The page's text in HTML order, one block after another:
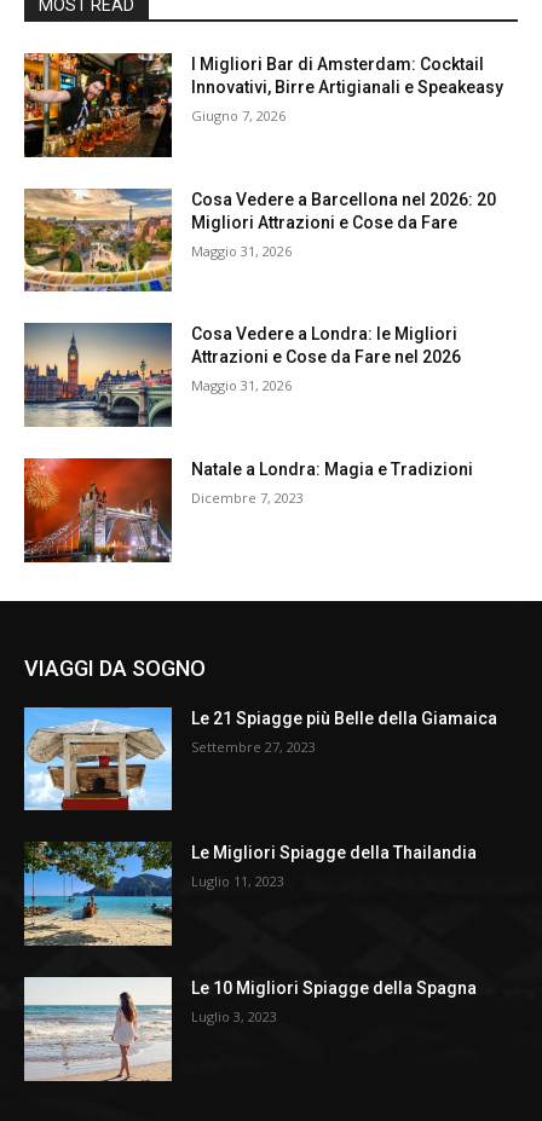
MOST READ
I Migliori Bar di Amsterdam: Cocktail
Innovativi, Birre Artigianali e Speakeasy
Giugno 7, 2026
Cosa Vedere a Barcellona nel 2026: 20
Migliori Attrazioni e Cose da Fare
Maggio 31, 2026
Cosa Vedere a Londra: le Migliori
Attrazioni e Cose da Fare nel 2026
Maggio 31, 2026
Natale a Londra: Magia e Tradizioni
Dicembre 7, 2023
VIAGGI DA SOGNO
Le 21 Spiagge più Belle della Giamaica
Settembre 27, 2023
Le Migliori Spiagge della Thailandia
Luglio 11, 2023
Le 10 Migliori Spiagge della Spagna
Luglio 3, 2023